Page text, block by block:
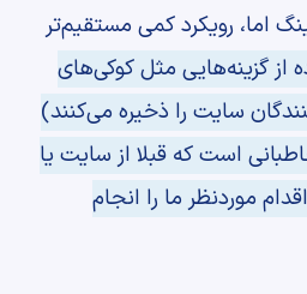
اما، رویکرد کمی مستقیم‌تر
از گزینه‌هایی مثل کوکی‌های
سایت را ذخیره می‌کنند)
است که قبلا از سایت یا
موردنظر ما را انجام